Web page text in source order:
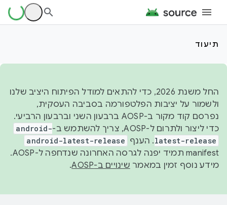
תיעוד
החל משנת 2026, כדי להתאים למודל הפיתוח היציב שלנו
ולשמור על יציבות הפלטפורמה בסביבה העסקית,
נפרסם קוד מקור ב-AOSP ברבעון השני וברבעון הרביעי.
כדי ליצור ולתרום ל-AOSP, צריך להשתמש ב-
android-
latest-release. הענף android-latest-release
manifest תמיד יפנה לגרסה האחרונה שנדחפה ל-AOSP.
מידע נוסף זמין במאמר שינויים ב-AOSP .